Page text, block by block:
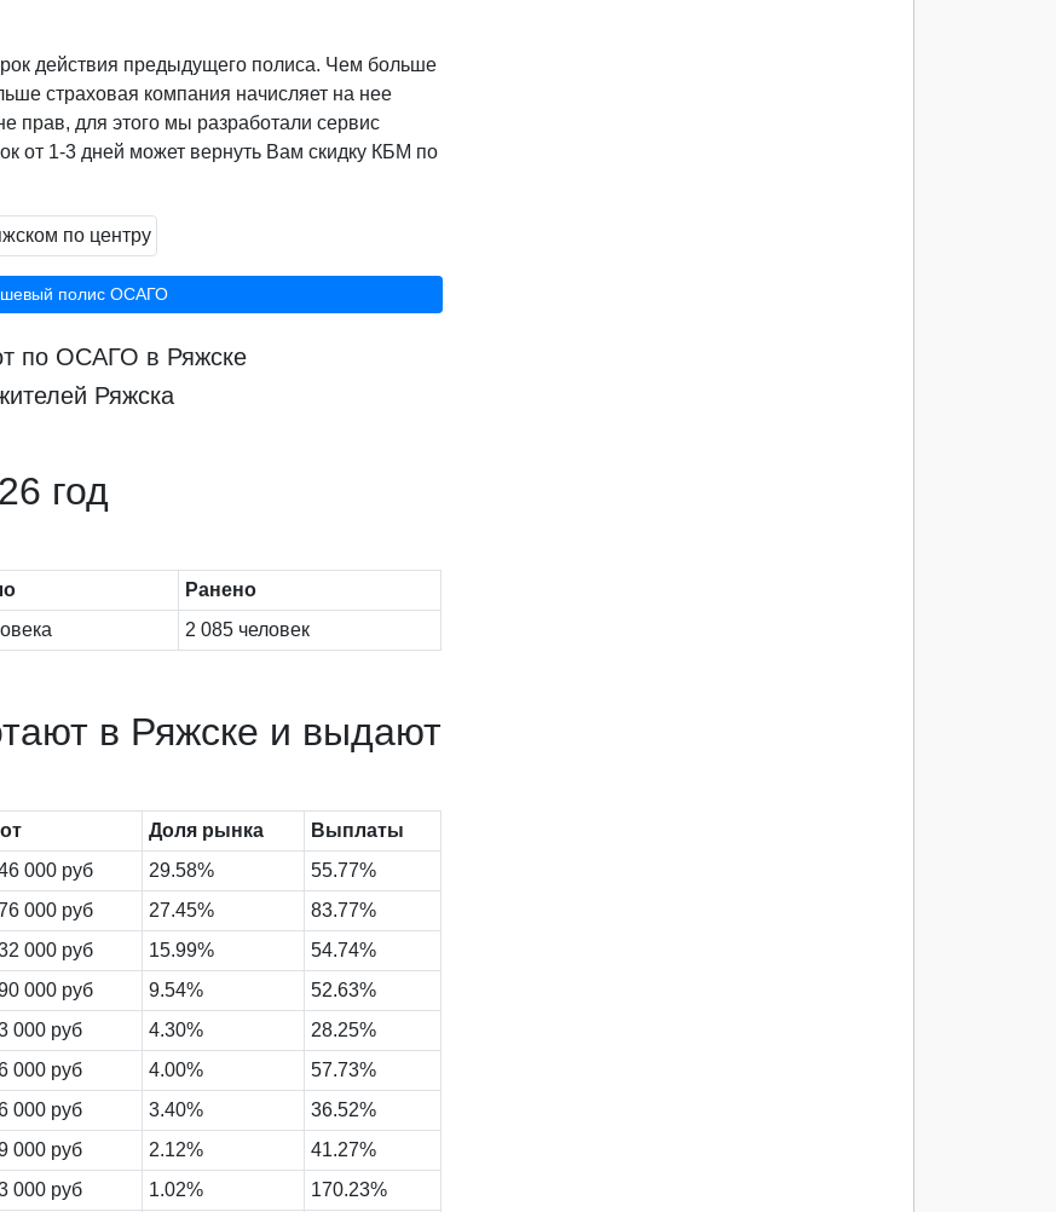
действия предыдущего полиса. Чем больше
страховая компания начисляет на нее
прав, для этого мы разработали сервис
от 1-3 дней может вернуть Вам скидку КБМ по
полис ОСАГО
по ОСАГО в Ряжске
Ряжска
год
Ранено
2 085 человек
в Ряжске и выдают
Доля рынка
Выплаты
000 руб 29.58%
55.77%
000 руб 27.45%
83.77%
000 руб 15.99%
54.74%
000 руб 9.54%
52.63%
000 руб 4.30%
28.25%
000 руб 4.00%
57.73%
000 руб 3.40%
36.52%
000 руб 2.12%
41.27%
000 руб 1.02%
170.23%